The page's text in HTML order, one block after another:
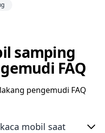
samping
FAQ
pengemudi FAQ
mobil saat